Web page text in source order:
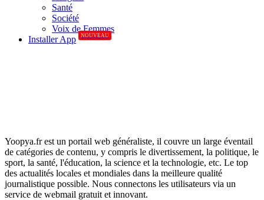
Santé
Société
Voix de Femmes
Installer App
NOUVEAU
Yoopya.fr est un portail web généraliste, il couvre un large éventail
de catégories de contenu, y compris le divertissement, la politique, le
sport, la santé, l'éducation, la science et la technologie, etc. Le top
des actualités locales et mondiales dans la meilleure qualité
journalistique possible. Nous connectons les utilisateurs via un
service de webmail gratuit et innovant.